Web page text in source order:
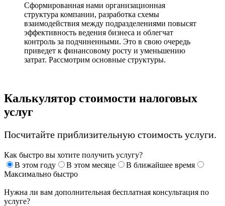
Сформированная нами организационная
структура компании, разработка схемы
взаимодействия между подразделениями повысят
эффективность ведения бизнеса и облегчат
контроль за подчиненными. Это в свою очередь
приведет к финансовому росту и уменьшению
затрат. Рассмотрим основные структуры.
Калькулятор стоимости налоговых
услуг
Посчитайте приблизительную стоимость услуги.
Как быстро вы хотите получить услугу?
В этом году
В этом месяце
В ближайшее время
Максимально быстро
Нужна ли вам дополнительная бесплатная консультация по
услуге?